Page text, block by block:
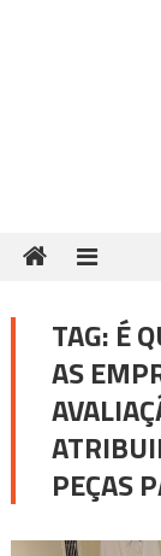
TAG: É
AS
PEÇAS